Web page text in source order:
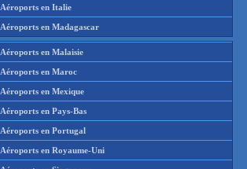
Aéroports en Italie
Aéroports en Madagascar
Aéroports en Malaisie
Aéroports en Maroc
Aéroports en Mexique
Aéroports en Pays-Bas
Aéroports en Portugal
Aéroports en Royaume-Uni